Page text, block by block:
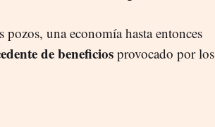
una economía hasta entonces
de beneficios provocado por los